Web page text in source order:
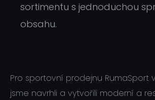
sortimentu s jednoduchou
obsahu.
Pro sportovní prodejnu RumaSport
jsme navrhli a vytvořili moderní a